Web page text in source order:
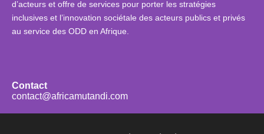
d’acteurs et offre de services pour porter les stratégies
inclusives et l’innovation sociétale des acteurs publics et privés
au service des ODD en Afrique.
Contact
contact@africamutandi.com